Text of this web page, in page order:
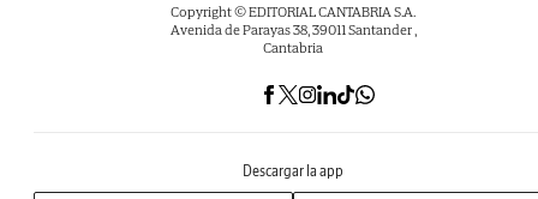
Copyright © EDITORIAL CANTABRIA S.A.
Avenida de Parayas 38, 39011 Santander ,
Cantabria
Descargar la app